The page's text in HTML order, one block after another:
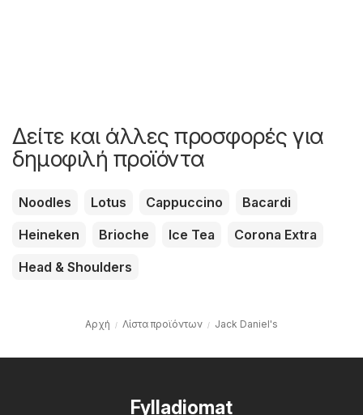
Δείτε και άλλες προσφορές για
δημοφιλή προϊόντα
Noodles Lotus Cappuccino
Bacardi
Heineken
Brioche Ice Tea
Corona Extra
Head & Shoulders
Αρχή Λίστα προϊόντων Jack Daniel's
Fylladiomat